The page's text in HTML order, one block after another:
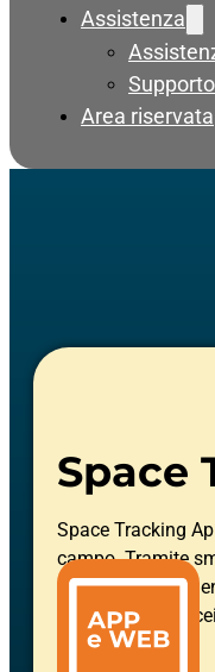
Assistenza
Area riservata
Space
Space Tracking
campo. Tramite
in tempo reale,
documenti